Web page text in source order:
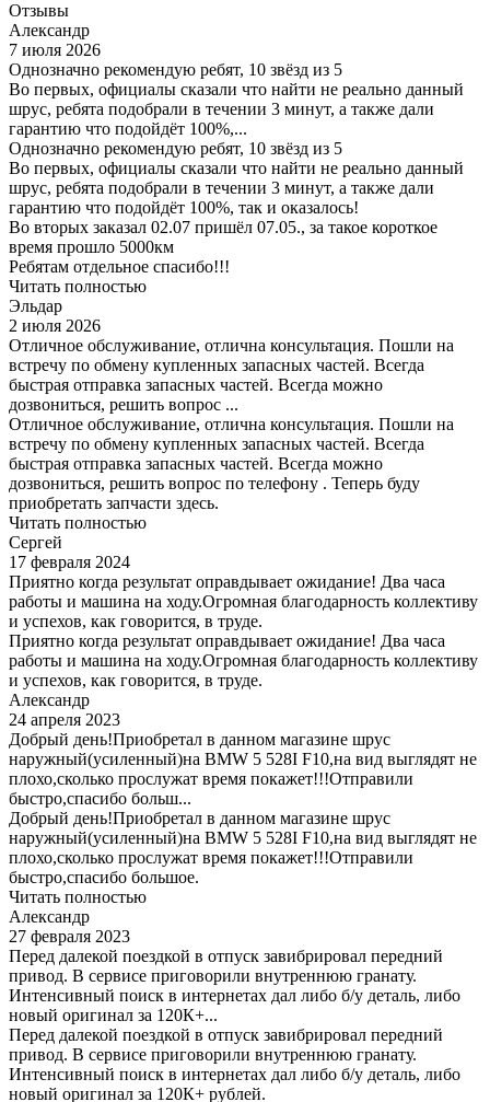
Отзывы
Александр
7 июля 2026
Однозначно рекомендую ребят, 10 звёзд из 5
Во первых, официалы сказали что найти не реально данный
шрус, ребята подобрали в течении 3 минут, а также дали
гарантию что подойдёт 100%,...
Однозначно рекомендую ребят, 10 звёзд из 5
Во первых, официалы сказали что найти не реально данный
шрус, ребята подобрали в течении 3 минут, а также дали
гарантию что подойдёт 100%, так и оказалось!
Во вторых заказал 02.07 пришёл 07.05., за такое короткое
время прошло 5000км
Ребятам отдельное спасибо!!!
Читать полностью
Эльдар
2 июля 2026
Отличное обслуживание, отлична консультация. Пошли на
встречу по обмену купленных запасных частей. Всегда
быстрая отправка запасных частей. Всегда можно
дозвониться, решить вопрос ...
Отличное обслуживание, отлична консультация. Пошли на
встречу по обмену купленных запасных частей. Всегда
быстрая отправка запасных частей. Всегда можно
дозвониться, решить вопрос по телефону . Теперь буду
приобретать запчасти здесь.
Читать полностью
Сергей
17 февраля 2024
Приятно когда результат оправдывает ожидание! Два часа
работы и машина на ходу.Огромная благодарность коллективу
и успехов, как говорится, в труде.
Приятно когда результат оправдывает ожидание! Два часа
работы и машина на ходу.Огромная благодарность коллективу
и успехов, как говорится, в труде.
Александр
24 апреля 2023
Добрый день!Приобретал в данном магазине шрус
наружный(усиленный)на BMW 5 528I F10,на вид выглядят не
плохо,сколько прослужат время покажет!!!Отправили
быстро,спасибо больш...
Добрый день!Приобретал в данном магазине шрус
наружный(усиленный)на BMW 5 528I F10,на вид выглядят не
плохо,сколько прослужат время покажет!!!Отправили
быстро,спасибо большое.
Читать полностью
Александр
27 февраля 2023
Перед далекой поездкой в отпуск завибрировал передний
привод. В сервисе приговорили внутреннюю гранату.
Интенсивный поиск в интернетах дал либо б/у деталь, либо
новый оригинал за 120К+...
Перед далекой поездкой в отпуск завибрировал передний
привод. В сервисе приговорили внутреннюю гранату.
Интенсивный поиск в интернетах дал либо б/у деталь, либо
новый оригинал за 120К+ рублей.